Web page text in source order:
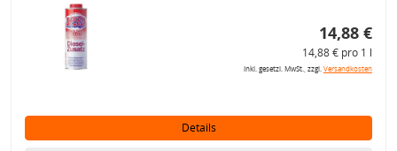
14,88 €
14,88 € pro 1 l
inkl. gesetzl. MwSt., zzgl.Versandkosten
Details